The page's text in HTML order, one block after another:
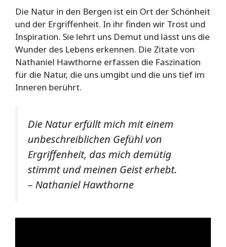
Die Natur in den Bergen ist ein Ort der Schönheit
und der Ergriffenheit. In ihr finden wir Trost und
Inspiration. Sie lehrt uns Demut und lässt uns die
Wunder des Lebens erkennen. Die Zitate von
Nathaniel Hawthorne erfassen die Faszination
für die Natur, die uns umgibt und die uns tief im
Inneren berührt.
Die Natur erfüllt mich mit einem
unbeschreiblichen Gefühl von
Ergriffenheit, das mich demütig
stimmt und meinen Geist erhebt.
– Nathaniel Hawthorne